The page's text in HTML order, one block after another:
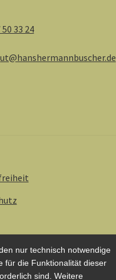
33 24
und Zahlung
nur technisch notwendige
für die Funktionalität dieser
sind. Weitere